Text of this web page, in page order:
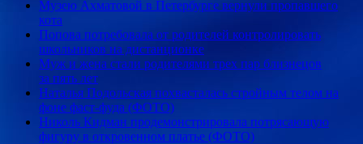
Музею Ахматовой в Петербурге вернули пропавшего
кота
Попова потребовала от родителей контролировать
школьников на дистанционке
Муж и жена стали родителями трех пар близнецов
за пять лет
Наталья Подольская похвасталась стройным телом на
фоне фаст-фуда (ФОТО)
Николь Кидман продемонстрировала потрясающую
фигуру в откровенном платье (ФОТО)